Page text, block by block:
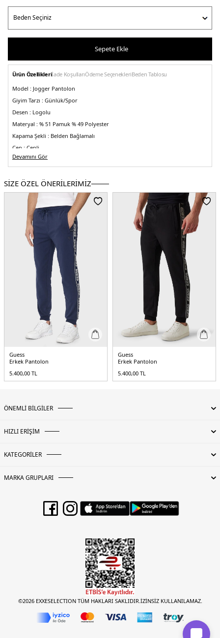
Sepete Ekle
Ürün Özellikleriİade KoşullarıÖdeme SeçenekleriBeden Tablosu
Model : Jogger Pantolon
Giyim Tarzı : Günlük/Spor
Desen : Logolu
Materyal : % 51 Pamuk % 49 Polyester
Kapama Şekli : Belden Bağlamalı
Cep : Cepli
Kalıp Bilgisi :Regular Fit
Paça Tipi :
Ribanalı Paça
Menşei :Çin
Detaylar :- Yanlarda logo yazılı şerit detayları
5DE1Z2YB09KB3P2JBLK.07
Devamını Gör
SİZE ÖZEL ÖNERİLERİMİZ
Guess
Erkek Pantolon
5.400,00 TL
Guess
Erkek Pantolon
5.400,00 TL
ÖNEMLİ BİLGİLER
HIZLI ERİŞİM
KATEGORİLER
MARKA GRUPLARI
©2026 EXXESELECTION TÜM HAKLARI SAKLIDIR.İZİNSİZ KULLANILAMAZ.